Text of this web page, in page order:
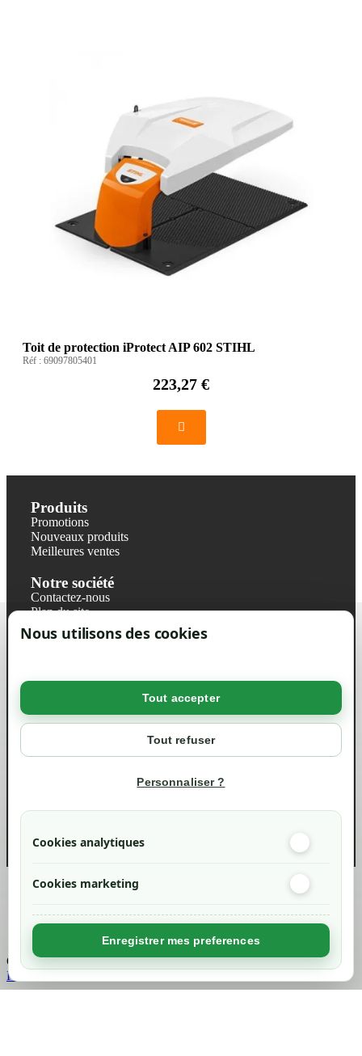
Nous utilisons des cookies
Tout accepter
Tout refuser
Personnaliser ?
Cookies analytiques
Cookies marketing
Enregistrer mes preferences
Toit de protection iProtect AIP 602 STIHL
Réf : 69097805401
223,27 €
Produits
Promotions
Nouveaux produits
Meilleures ventes
Notre société
Contactez-nous
Plan du site
Magasin
Mentions légales
Politique de confidentialité RGPD
Votre compte
info@green-tech-shop.com
Created byNageoconcept
Chargement...
Retour en haut